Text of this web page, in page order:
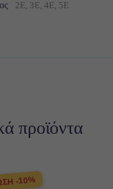
2Ε, 3Ε, 4Ε, 5Ε
προϊόντα
-10%